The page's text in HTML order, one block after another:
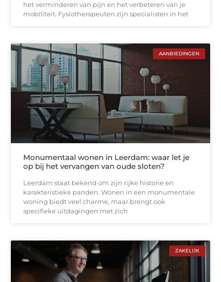
het verminderen van pijn en het verbeteren van je
mobiliteit. Fysiotherapeuten zijn specialisten in het
AANBIEDINGEN
Monumentaal wonen in Leerdam: waar let je
op bij het vervangen van oude sloten?
Leerdam staat bekend om zijn rijke historie en
karakteristieke panden. Wonen in een monumentale
woning biedt veel charme, maar brengt ook
specifieke uitdagingen met zich
ZAKELIJK